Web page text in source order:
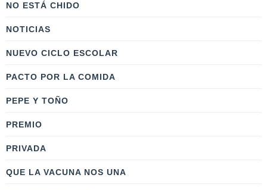
NO ESTÁ CHIDO
NOTICIAS
NUEVO CICLO ESCOLAR
PACTO POR LA COMIDA
PEPE Y TOÑO
PREMIO
PRIVADA
QUE LA VACUNA NOS UNA